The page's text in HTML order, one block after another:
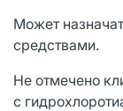
Может
средствами.
Не отмечено
с